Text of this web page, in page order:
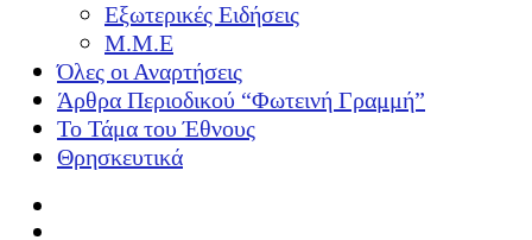
Εξωτερικές Ειδήσεις
Μ.Μ.Ε
Όλες οι Αναρτήσεις
Άρθρα Περιοδικού “Φωτεινή Γραμμή”
Το Τάμα του Έθνους
Θρησκευτικά